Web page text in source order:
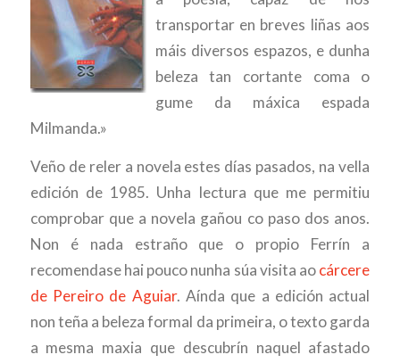
transportar en breves liñas aos
máis diversos espazos, e dunha
beleza tan cortante coma o
gume da máxica espada
Milmanda.»
Veño de reler a novela estes días pasados, na vella
edición de 1985. Unha lectura que me permitiu
comprobar que a novela gañou co paso dos anos.
Non é nada estraño que o propio Ferrín a
recomendase hai pouco nunha súa visita aocárcere
de Pereiro de Aguiar. Aínda que a edición actual
non teña a beleza formal da primeira, o texto garda
a mesma maxia que descubrín naquel afastado